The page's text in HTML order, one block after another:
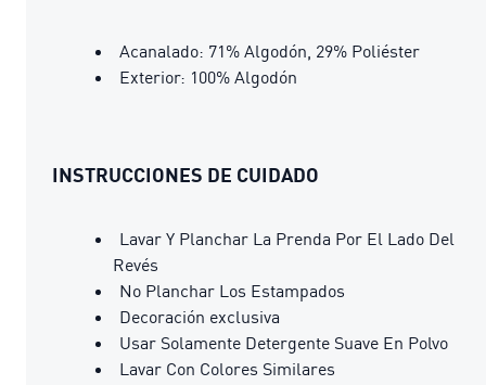
Acanalado: 71% Algodón, 29% Poliéster
Exterior: 100% Algodón
INSTRUCCIONES DE CUIDADO
Lavar Y Planchar La Prenda Por El Lado Del
Revés
No Planchar Los Estampados
Decoración exclusiva
Usar Solamente Detergente Suave En Polvo
Lavar Con Colores Similares